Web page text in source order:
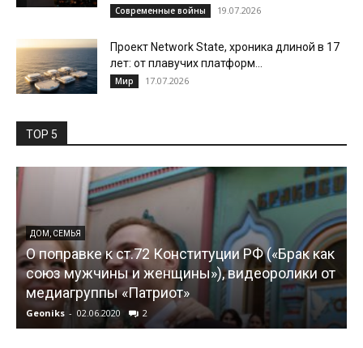
Современные войны 19.07.2026
Проект Network State, хроника длиной в 17
лет: от плавучих платформ...
Мир 17.07.2026
TOP 5
ДОМ, СЕМЬЯ
О поправке к ст.72 Конституции РФ («Брак как
союз мужчины и женщины»), видеоролики от
медиагруппы «Патриот»
Geoniks - 02.06.2020 2